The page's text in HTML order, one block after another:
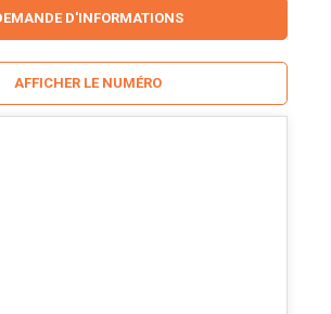
D'INFORMATIONS
AFFICHER LE NUMÉRO